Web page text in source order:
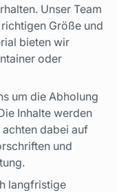
Unser Team
Größe und
bieten wir
oder
um die Abholung
Inhalte werden
dabei auf
und
langfristige